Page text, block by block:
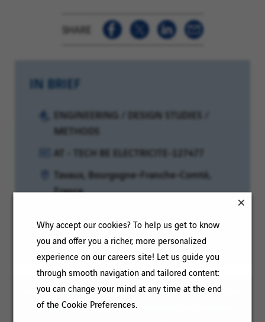
Why accept our cookies? To help us get to know
you and offer you a richer, more personalized
experience on our careers site! Let us guide you
through smooth navigation and tailored content:
you can change your mind at any time at the end
of the Cookie Preferences.
IN BRIEF
Category:
ENGINEERING / DESIGN STUDIES /
METHODS
Reference:
AT - TECH BE ELECTRICITE-127477
Client
code:
Location:
Tavaux, Bourgogne-Franche-Comté,
France
type:
Experience
level:
Beginner
To ease reading, the plural masculine form may be
used on this page; our vacancies are however
SHARE